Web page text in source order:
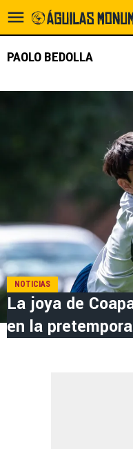
PAOLO BEDOLLA
NOTICIAS
La joya de
en la